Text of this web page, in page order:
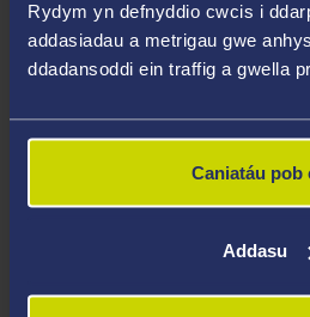
Rydym yn defnyddio cwcis i
addasiadau a metrigau gwe
ddadansoddi ein traffig a gwella
Caniatáu pob
Addasu
Tiwtor Personol sy’n
Cyfarfodydd yn
Llythyrau yn Gymraeg